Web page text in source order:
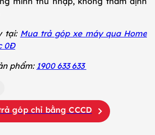
tại: Mua trả góp xe máy qua Home
0Đ
phẩm: 1900 633 633
góp chỉ bằng CCCD